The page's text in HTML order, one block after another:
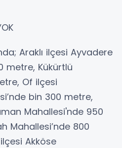
Araklı ilçesi Ayvadere
metre, Kükürtlü
Of ilçesi
bin 300 metre,
Mahallesi'nde 950
Mahallesi’nde 800
Akköse